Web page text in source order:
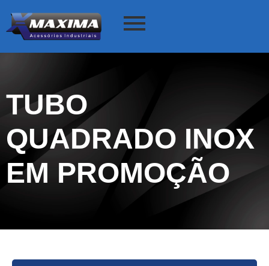
TUBO
QUADRADO INOX
EM PROMOÇÃO